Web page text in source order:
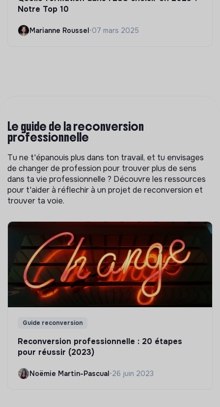
Notre Top 10
Marianne Roussel•07 mars 2025
Le guide de la reconversion
professionnelle
Tu ne t'épanouis plus dans ton travail, et tu envisages
de changer de profession pour trouver plus de sens
dans ta vie professionnelle ? Découvre les ressources
pour t'aider à réflechir à un projet de reconversion et
trouver ta voie.
Guide reconversion
Reconversion professionnelle : 20 étapes
pour réussir (2023)
Noëmie Martin-Pascual•26 juin 2023